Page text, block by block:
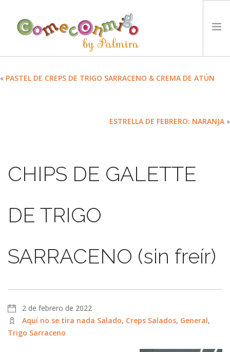
IDIOMA:
« PASTEL DE CREPS DE TRIGO SARRACENO & CREMA DE ATÚN
ESTRELLA DE FEBRERO: NARANJA »
CHIPS DE GALETTE
DE TRIGO
SARRACENO (sin freír)
2 de febrero de 2022
Aquí no se tira nada Salado, Creps Salados, General,
Trigo Sarraceno